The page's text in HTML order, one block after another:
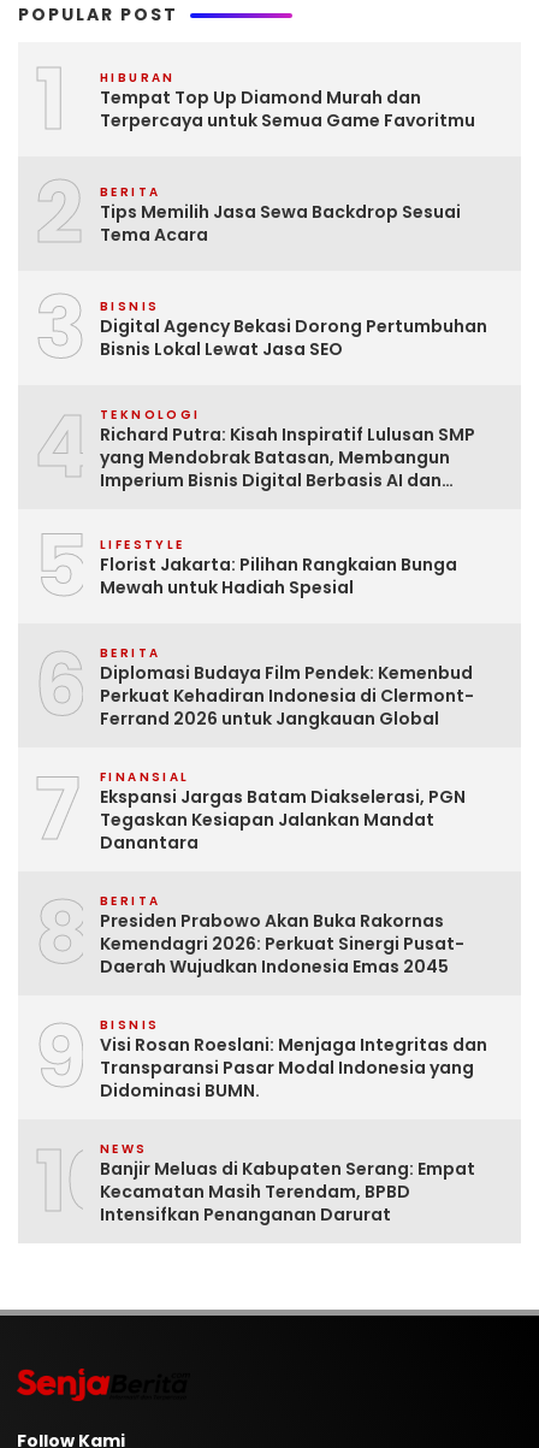
POPULAR POST
1 HIBURAN
Tempat Top Up Diamond Murah dan
Terpercaya untuk Semua Game Favoritmu
2 BERITA
Tips Memilih Jasa Sewa Backdrop Sesuai
Tema Acara
3 BISNIS
Digital Agency Bekasi Dorong Pertumbuhan
Bisnis Lokal Lewat Jasa SEO
4 TEKNOLOGI
Richard Putra: Kisah Inspiratif Lulusan SMP
yang Mendobrak Batasan, Membangun
Imperium Bisnis Digital Berbasis AI dan
5 LIFESTYLE
Florist Jakarta: Pilihan Rangkaian Bunga
Mewah untuk Hadiah Spesial
6 BERITA
Diplomasi Budaya Film Pendek: Kemenbud
Perkuat Kehadiran Indonesia di Clermont-
Ferrand 2026 untuk Jangkauan Global
7 FINANSIAL
Ekspansi Jargas Batam Diakselerasi, PGN
Tegaskan Kesiapan Jalankan Mandat
Danantara
8 BERITA
Presiden Prabowo Akan Buka Rakornas
Kemendagri 2026: Perkuat Sinergi Pusat-
Daerah Wujudkan Indonesia Emas 2045
9 BISNIS
Visi Rosan Roeslani: Menjaga Integritas dan
Transparansi Pasar Modal Indonesia yang
Didominasi BUMN.
10NEWS
Banjir Meluas di Kabupaten Serang: Empat
Kecamatan Masih Terendam, BPBD
Intensifkan Penanganan Darurat
Follow Kami